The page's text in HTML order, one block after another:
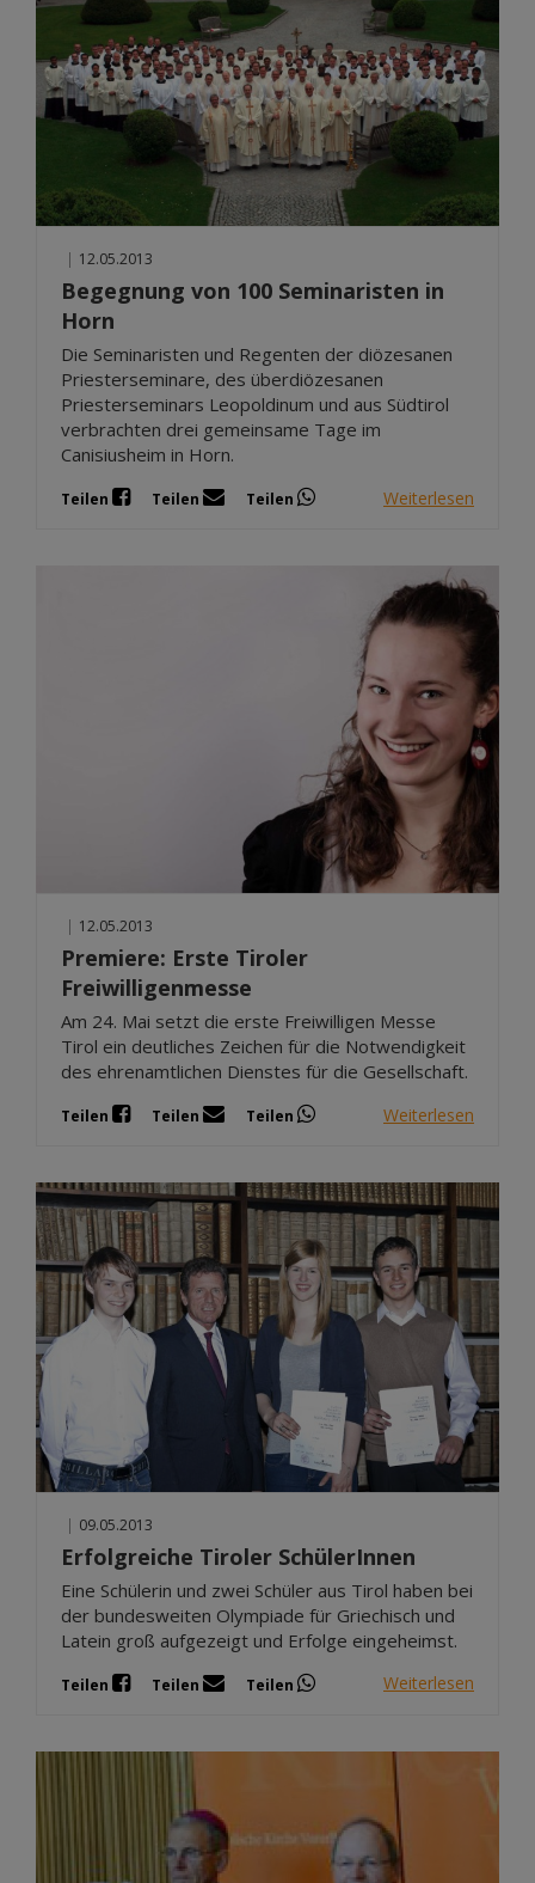
| 12.05.2013
Begegnung von 100 Seminaristen in
Horn
Die Seminaristen und Regenten der diözesanen
Priesterseminare, des überdiözesanen
Priesterseminars Leopoldinum und aus Südtirol
verbrachten drei gemeinsame Tage im
Canisiusheim in Horn.
Teilen Teilen Teilen Weiterlesen
| 12.05.2013
Premiere: Erste Tiroler
Freiwilligenmesse
Am 24. Mai setzt die erste Freiwilligen Messe
Tirol ein deutliches Zeichen für die Notwendigkeit
des ehrenamtlichen Dienstes für die Gesellschaft.
Teilen Teilen Teilen Weiterlesen
| 09.05.2013
Erfolgreiche Tiroler SchülerInnen
Eine Schülerin und zwei Schüler aus Tirol haben bei
der bundesweiten Olympiade für Griechisch und
Latein groß aufgezeigt und Erfolge eingeheimst.
Teilen Teilen Teilen Weiterlesen